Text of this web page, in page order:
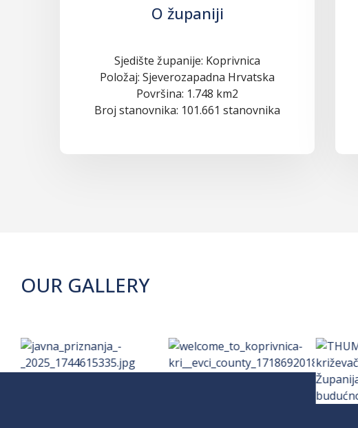
O županiji
Sjedište županije: Koprivnica
Položaj: Sjeverozapadna Hrvatska
Površina: 1.748 km2
Broj stanovnika: 101.661 stanovnika
OUR GALLERY